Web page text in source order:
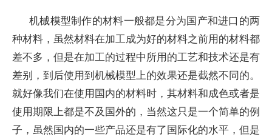
机械模型制作的材料一般都是分为国产和进口的两
种材料，虽然材料在加工成为好的材料之前用的材料都
差不多，但是在加工的过程中所用的工艺和技术还是有
差别，到后使用到机械模型上的效果还是截然不同的。
就好像我们在使用国内的材料时，其材料和成色或者是
使用期限上都是不及国外的，当然这只是一个简单的例
子，虽然国内的一些产品还是有了国际化的水平，但是